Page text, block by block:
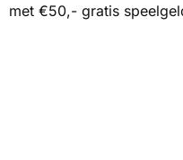
met €50,- gratis